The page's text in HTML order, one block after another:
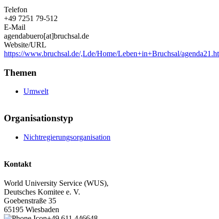
Telefon
+49 7251 79-512
E-Mail
agendabuero[at]bruchsal.de
Website/URL
https://www.bruchsal.de/,Lde/Home/Leben+in+Bruchsal/
Themen
Umwelt
Organisationstyp
Nichtregierungsorganisation
Kontakt
World University Service (WUS),
Deutsches Komitee e. V.
Goebenstraße 35
65195 Wiesbaden